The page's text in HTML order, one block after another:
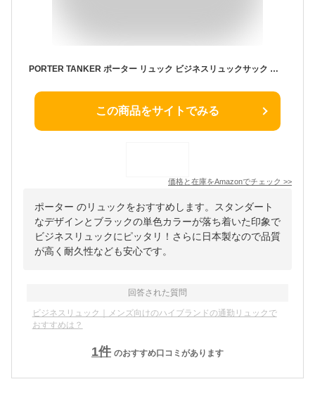
PORTER TANKER ポーター リュック ビジネスリュックサック リュックサック タンカー ブランド ビジネスリュック 吉田カバン 男性 男 メンズ 通勤 国産 日本製 A4 A4サイズ 大容量 622-76639 (ブラック)
この商品をサイトでみる
価格と在庫をAmazonでチェック >>
ポーター のリュックをおすすめします。スタンダート
なデザインとブラックの単色カラーが落ち着いた印象で
ビジネスリュックにピッタリ！さらに日本製なので品質
が高く耐久性なども安心です。
回答された質問
ビジネスリュック｜メンズ向けのハイブランドの通勤リュックで
おすすめは？
1件 のおすすめ口コミがあります